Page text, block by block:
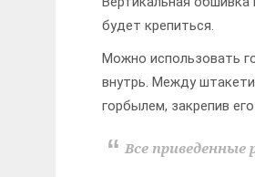
будет крепиться.
Можно использовать
внутрь. Между
горбылем, закрепив
Все приведенные